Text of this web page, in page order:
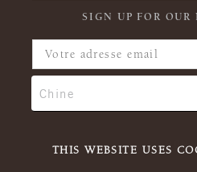
THIS WEBSITE USES
SIGN UP FOR OUR